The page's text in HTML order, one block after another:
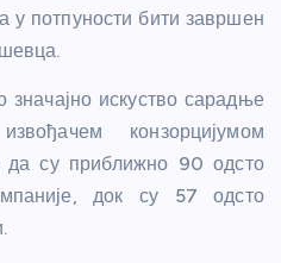
у потпуности бити завршен
искуство сарадње
конзорцијумом
да су приближно 90 одсто
док су 57 одсто